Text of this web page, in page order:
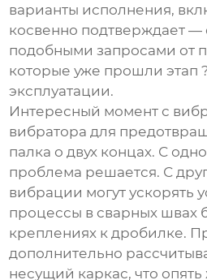
варианты исполнения,
косвенно подтверждает —
подобными запросами от
которые уже прошли этап
эксплуатации.
Интересный момент с
вибратора для
палка о двух концах. С
проблема решается. С
вибрации могут ускорять
процессы в сварных швах
креплениях к дробилке.
дополнительно
несущий каркас, что